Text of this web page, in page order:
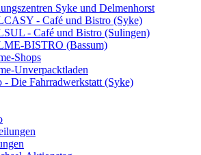
Syke und Delmenhorst
- Café und Bistro (Syke)
- Café und Bistro (Sulingen)
BISTRO (Bassum)
Shops
Unverpacktladen
- Die Fahrradwerkstatt (Syke)